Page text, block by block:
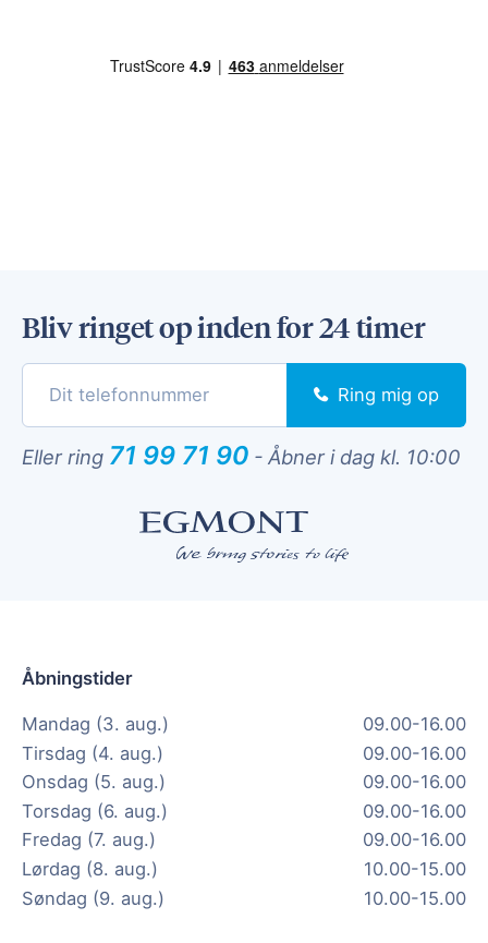
Bliv ringet op inden for 24 timer
Ring mig op
Eller ring 71 99 71 90 - Åbner i dag kl. 10:00
Åbningstider
Mandag (3. aug.)
09.00-16.00
Tirsdag (4. aug.)
09.00-16.00
Onsdag (5. aug.)
09.00-16.00
Torsdag (6. aug.)
09.00-16.00
Fredag (7. aug.)
09.00-16.00
Lørdag (8. aug.)
10.00-15.00
Søndag (9. aug.)
10.00-15.00